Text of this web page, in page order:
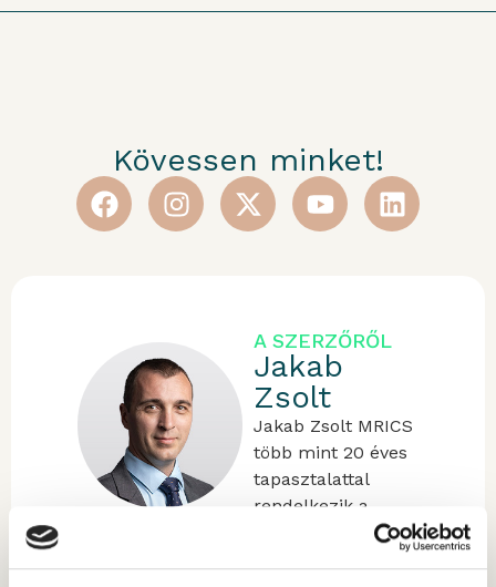
Kövessen minket!
A SZERZŐRŐL
Jakab
Zsolt
Jakab Zsolt MRICS
több mint 20 éves
tapasztalattal
rendelkezik a
ingatlanszektorban.